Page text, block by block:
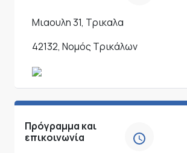
Μιαουλη 31, Τρικαλα
42132, Νομός Τρικάλων
Πρόγραμμα και
επικοινωνία